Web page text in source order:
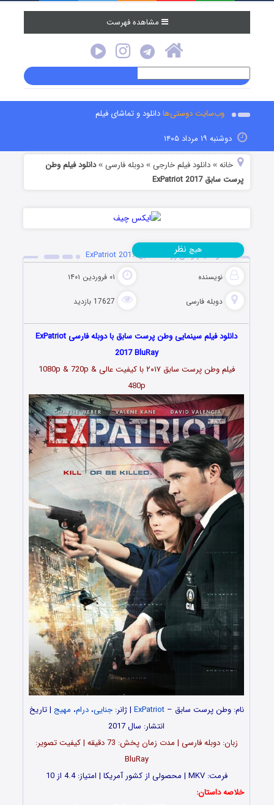
مشاهده فهرست
وب‌سایت دوستی‌هادانلود و تماشای فیلم
دوشنبه ۱۹ مرداد ۱۴۰۵
خانه »دانلود فیلم خارجی »دوبله فارسی »دانلود فیلم وطن
پرست سابق ExPatriot 2017
دانلود فیلم وطن پرست سابق ExPatriot 2017
نویسنده ۰۱ فروردین ۱۴۰۱
دوبله فارسی 17627 بازدید
هیچ نظر
دانلود فیلم سینمایی وطن پرست سابق با دوبله فارسی ExPatriot
2017 BluRay
فیلم وطن پرست سابق ۲۰۱۷ با کیفیت عالی 1080p & 720p &
480p
نام: وطن پرست سابق –ExPatriot | ژانر:جنایی،درام، مهیج | تاریخ
انتشار: سال 2017
زبان: دوبله فارسی | مدت زمان پخش: 73 دقیقه | کیفیت تصویر:
BluRay
فرمت: MKV | محصولی از کشور آمریکا | امتیاز: 4.4 از 10
خلاصه داستان: